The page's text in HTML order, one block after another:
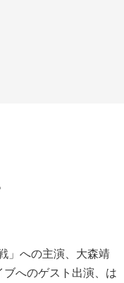
」への主演、大森靖
へのゲスト出演、は